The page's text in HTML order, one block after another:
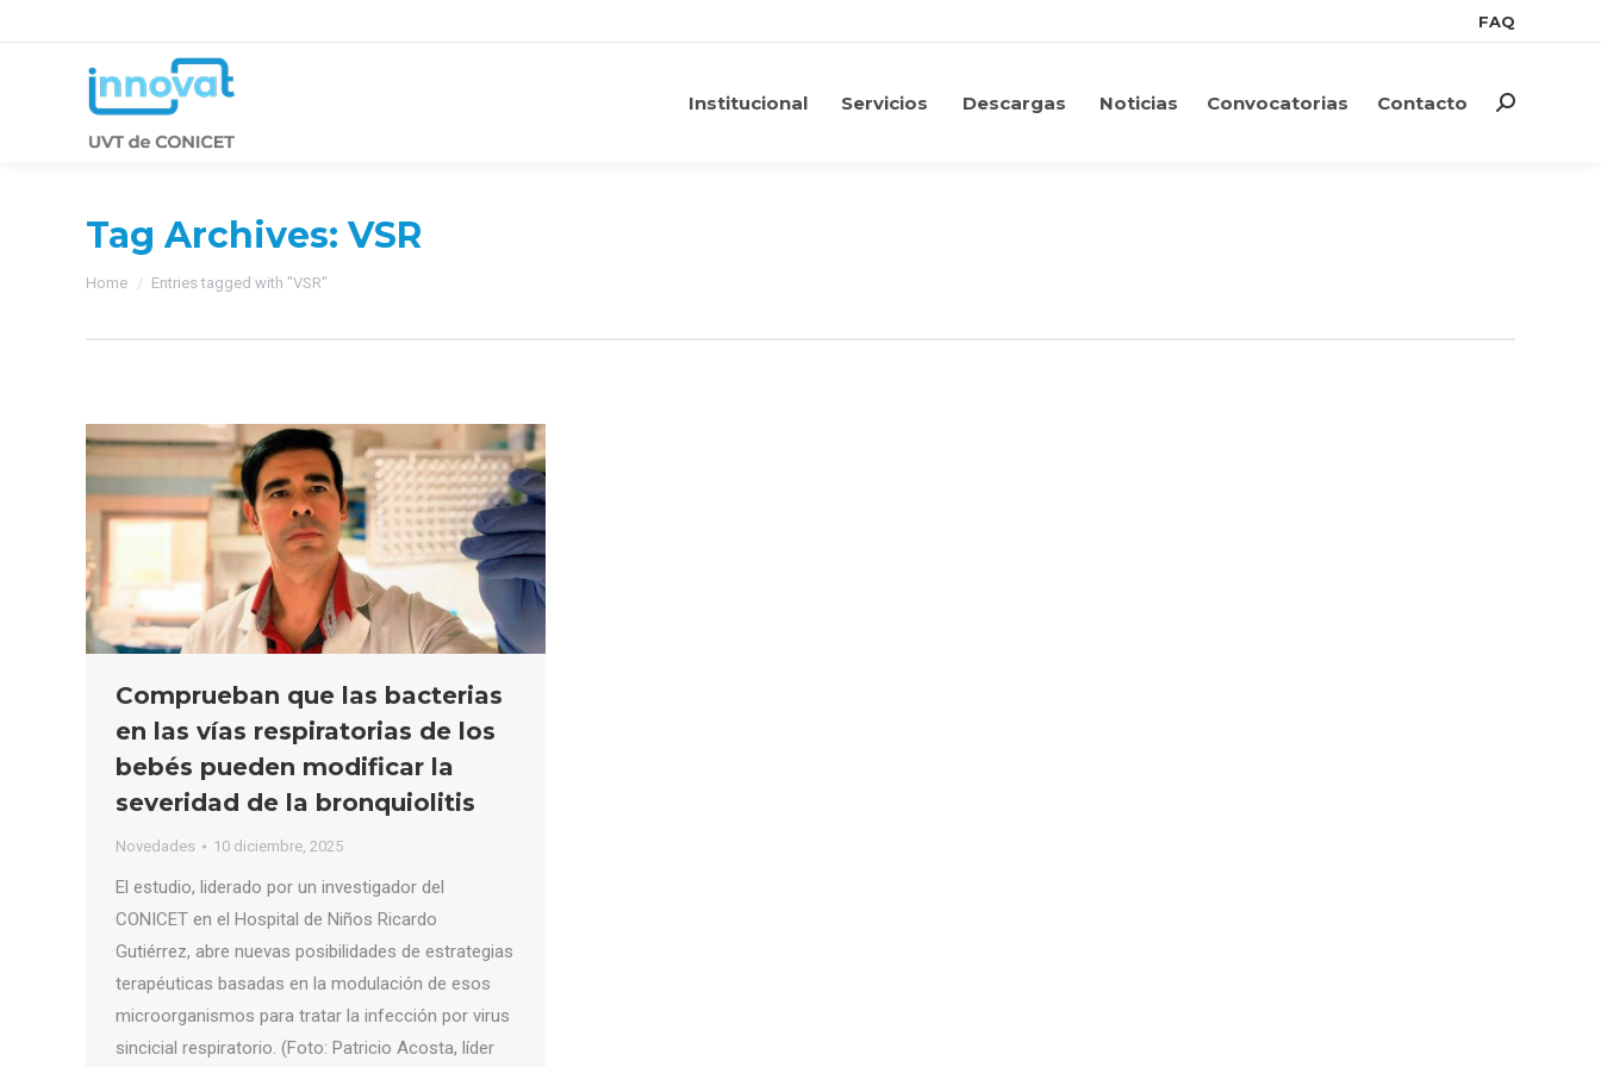
FAQ
Institucional Servicios Descargas Noticias Convocatorias Contacto Search:
Tag Archives: VSR
You are here:
Home Entries tagged with "VSR"
Comprueban que las bacterias
en las vías respiratorias de los
bebés pueden modificar la
severidad de la bronquiolitis
Novedades 10 diciembre, 2025
El estudio, liderado por un investigador del
CONICET en el Hospital de Niños Ricardo
Gutiérrez, abre nuevas posibilidades de estrategias
terapéuticas basadas en la modulación de esos
microorganismos para tratar la infección por virus
sincicial respiratorio. (Foto: Patricio Acosta, líder
FAQ